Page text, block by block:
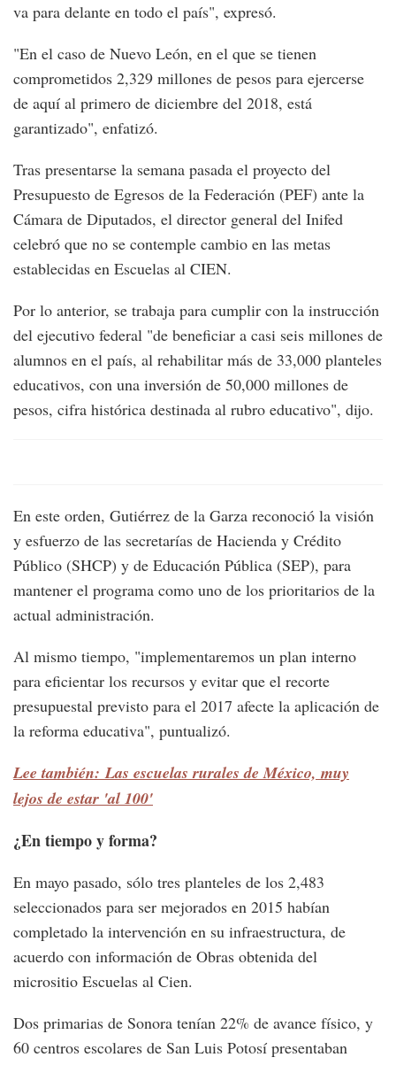
va para delante en todo el país", expresó.
"En el caso de Nuevo León, en el que se tienen
comprometidos 2,329 millones de pesos para ejercerse
de aquí al primero de diciembre del 2018, está
garantizado", enfatizó.
Tras presentarse la semana pasada el proyecto del
Presupuesto de Egresos de la Federación (PEF) ante la
Cámara de Diputados, el director general del Inifed
celebró que no se contemple cambio en las metas
establecidas en Escuelas al CIEN.
Por lo anterior, se trabaja para cumplir con la instrucción
del ejecutivo federal "de beneficiar a casi seis millones de
alumnos en el país, al rehabilitar más de 33,000 planteles
educativos, con una inversión de 50,000 millones de
pesos, cifra histórica destinada al rubro educativo", dijo.
En este orden, Gutiérrez de la Garza reconoció la visión
y esfuerzo de las secretarías de Hacienda y Crédito
Público (SHCP) y de Educación Pública (SEP), para
mantener el programa como uno de los prioritarios de la
actual administración.
Al mismo tiempo, "implementaremos un plan interno
para eficientar los recursos y evitar que el recorte
presupuestal previsto para el 2017 afecte la aplicación de
la reforma educativa", puntualizó.
Lee también: Las escuelas rurales de México, muy
lejos de estar 'al 100'
¿En tiempo y forma?
En mayo pasado, sólo tres planteles de los 2,483
seleccionados para ser mejorados en 2015 habían
completado la intervención en su infraestructura, de
acuerdo con información de Obras obtenida del
micrositio Escuelas al Cien.
Dos primarias de Sonora tenían 22% de avance físico, y
60 centros escolares de San Luis Potosí presentaban